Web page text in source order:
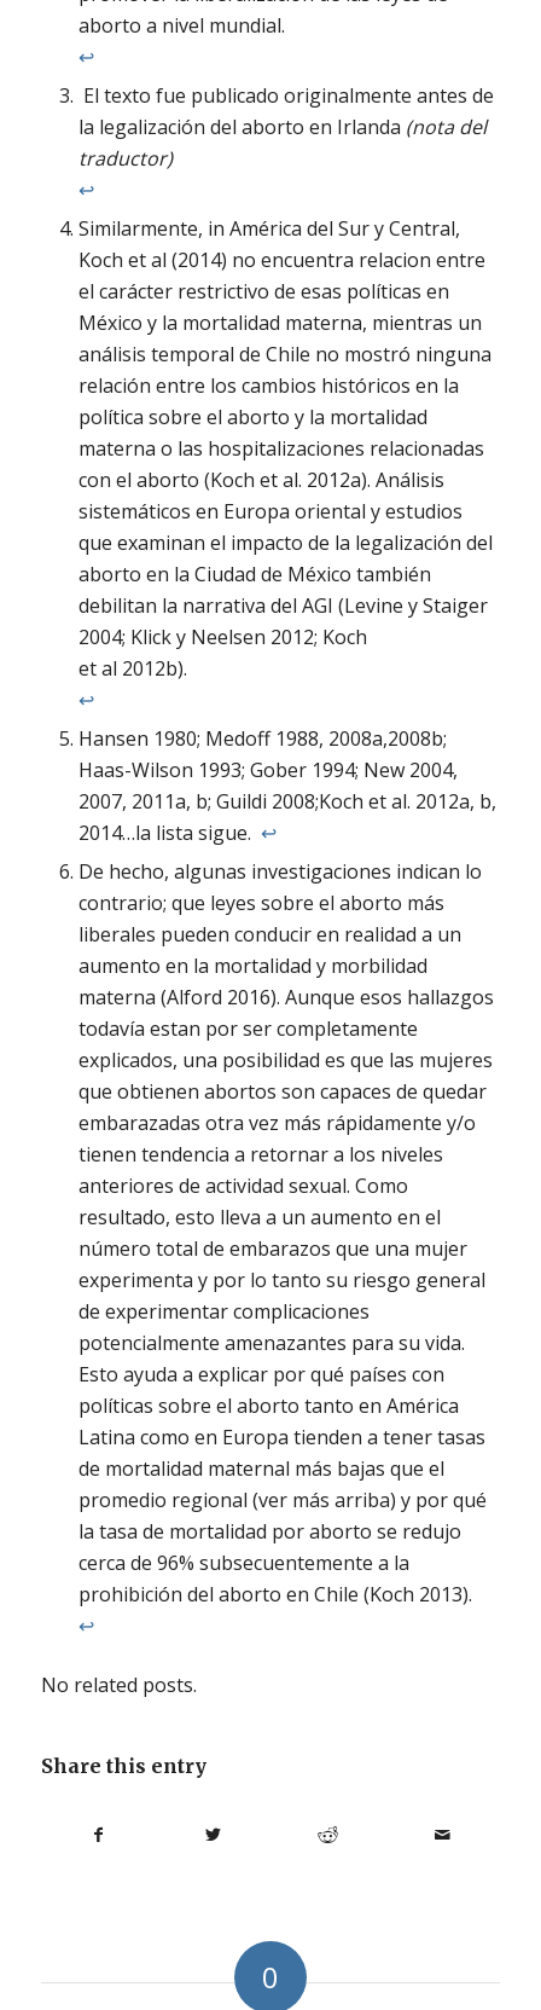
aborto a nivel mundial.
↩︎
El texto fue publicado originalmente antes de
la legalización del aborto en Irlanda (nota del
traductor)
↩︎
Similarmente, in América del Sur y Central,
Koch et al (2014) no encuentra relacion entre
el carácter restrictivo de esas políticas en
México y la mortalidad materna, mientras un
análisis temporal de Chile no mostró ninguna
relación entre los cambios históricos en la
política sobre el aborto y la mortalidad
materna o las hospitalizaciones relacionadas
con el aborto (Koch et al. 2012a). Análisis
sistemáticos en Europa oriental y estudios
que examinan el impacto de la legalización del
aborto en la Ciudad de México también
debilitan la narrativa del AGI (Levine y Staiger
2004; Klick y Neelsen 2012; Koch
et al 2012b).
↩︎
Hansen 1980; Medoff 1988, 2008a,2008b;
Haas-Wilson 1993; Gober 1994; New 2004,
2007, 2011a, b; Guildi 2008;Koch et al. 2012a, b,
2014…la lista sigue. ↩︎
De hecho, algunas investigaciones indican lo
contrario; que leyes sobre el aborto más
liberales pueden conducir en realidad a un
aumento en la mortalidad y morbilidad
materna (Alford 2016). Aunque esos hallazgos
todavía estan por ser completamente
explicados, una posibilidad es que las mujeres
que obtienen abortos son capaces de quedar
embarazadas otra vez más rápidamente y/o
tienen tendencia a retornar a los niveles
anteriores de actividad sexual. Como
resultado, esto lleva a un aumento en el
número total de embarazos que una mujer
experimenta y por lo tanto su riesgo general
de experimentar complicaciones
potencialmente amenazantes para su vida.
Esto ayuda a explicar por qué países con
políticas sobre el aborto tanto en América
Latina como en Europa tienden a tener tasas
de mortalidad maternal más bajas que el
promedio regional (ver más arriba) y por qué
la tasa de mortalidad por aborto se redujo
cerca de 96% subsecuentemente a la
prohibición del aborto en Chile (Koch 2013).
↩︎
No related posts.
Share this entry
0